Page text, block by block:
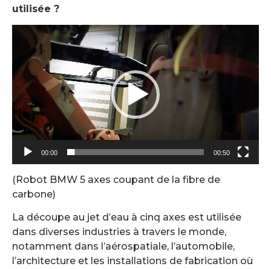
utilisée ?
Lecteur
vidéo
00:00 00:50
(Robot BMW 5 axes coupant de la fibre de
carbone)
La découpe au jet d’eau à cinq axes est utilisée
dans diverses industries à travers le monde,
notamment dans l’aérospatiale, l’automobile,
l’architecture et les installations de fabrication où